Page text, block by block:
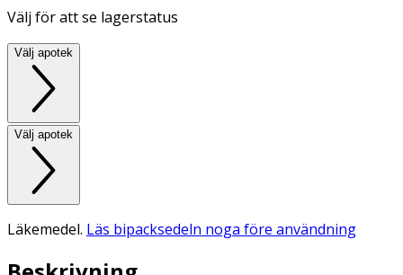
Välj för att se lagerstatus
Välj apotek
Välj apotek
Läkemedel. Läs bipacksedeln noga före användning